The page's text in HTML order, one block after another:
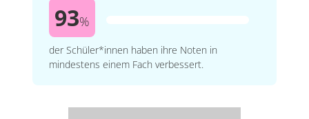
93%
der Schüler*innen haben ihre Noten in
mindestens einem Fach verbessert.